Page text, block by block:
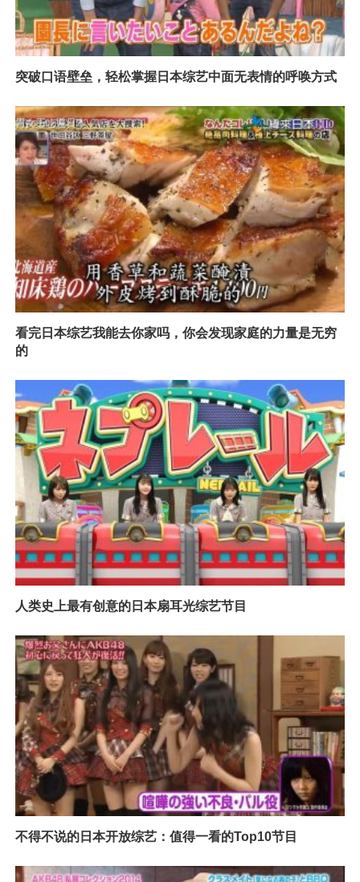
突破口语壁垒，轻松掌握日本综艺中面无表情的呼唤方式
看完日本综艺我能去你家吗，你会发现家庭的力量是无穷
的
人类史上最有创意的日本扇耳光综艺节目
不得不说的日本开放综艺：值得一看的Top10节目